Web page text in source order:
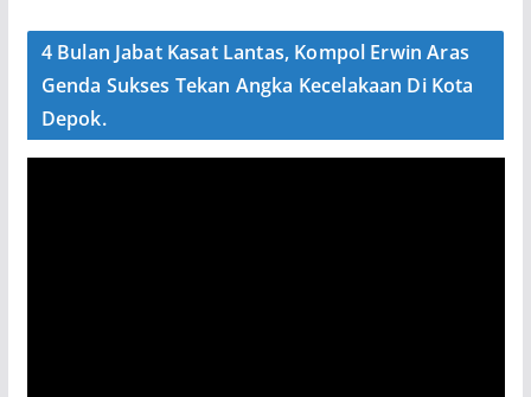
4 Bulan Jabat Kasat Lantas, Kompol Erwin Aras
Genda Sukses Tekan Angka Kecelakaan Di Kota
Depok.